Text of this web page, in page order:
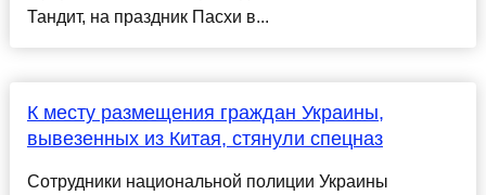
Тандит, на праздник Пасхи в...
К месту размещения граждан Украины,
вывезенных из Китая, стянули спецназ
Сотрудники национальной полиции Украины